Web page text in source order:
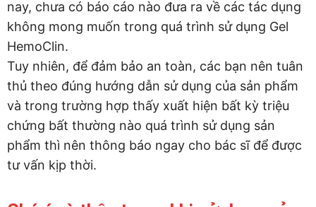
nay, chưa có báo cáo nào đưa ra về các tác dụng
không mong muốn trong quá trình sử dụng Gel
HemoClin.
Tuy nhiên, để đảm bảo an toàn, các bạn nên tuân
thủ theo đúng hướng dẫn sử dụng của sản phẩm
và trong trường hợp thấy xuất hiện bất kỳ triệu
chứng bất thường nào quá trình sử dụng sản
phẩm thì nên thông báo ngay cho bác sĩ để được
tư vấn kịp thời.